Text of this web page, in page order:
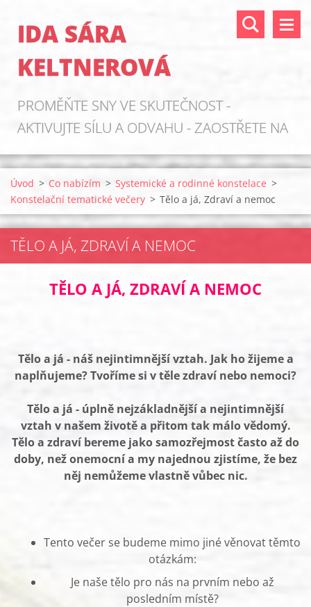
IDA SÁRA
KELTNEROVÁ
PROMĚŇTE SNY VE SKUTEČNOST -
AKTIVUJTE SÍLU A ODVAHU - ZAOSTŘETE NA
ZDROJE!
Úvod > Co nabízím > Systemické a rodinné konstelace >
Konstelační tematické večery > Tělo a já, Zdraví a nemoc
TĚLO A JÁ, ZDRAVÍ A NEMOC
TĚLO A JÁ, ZDRAVÍ A NEMOC
Tělo a já - náš nejintimnější vztah. Jak ho žijeme a
naplňujeme? Tvoříme si v těle zdraví nebo nemoci?
Tělo a já - úplně nejzákladnější a nejintimnější
vztah v našem životě a přitom tak málo vědomý.
Tělo a zdraví bereme jako samozřejmost často až do
doby, než onemocní a my najednou zjistíme, že bez
něj nemůžeme vlastně vůbec nic.
Tento večer se budeme mimo jiné věnovat těmto
otázkám:
Je naše tělo pro nás na prvním nebo až
posledním místě?